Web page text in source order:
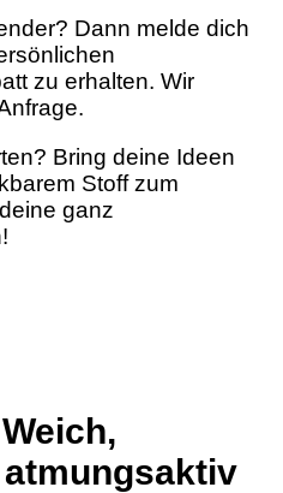
Dann melde dich
zu erhalten. Wir
Bring deine Ideen
Stoff zum
ganz